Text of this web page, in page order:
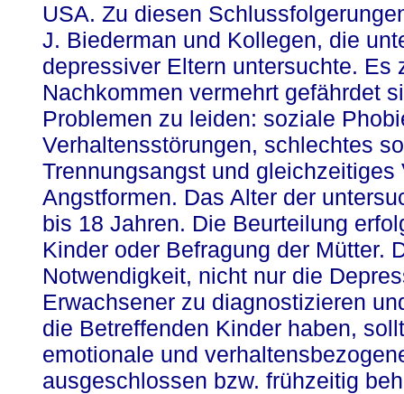
USA. Zu diesen
J. Biederman und Kollegen, die
depressiver Eltern untersuchte. Es
Nachkommen vermehrt gefährdet
Problemen zu leiden: soziale
Verhaltensstörungen, schlechtes
Trennungsangst und
Angstformen. Das Alter der
bis 18 Jahren. Die Beurteilung
Kinder oder Befragung der Mütter.
Notwendigkeit, nicht nur die
Erwachsener zu diagnostizieren
die Betreffenden Kinder haben,
emotionale und
ausgeschlossen bzw. frühzeitig